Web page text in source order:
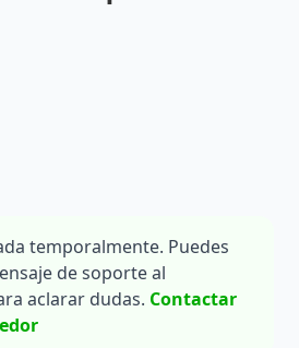
temporalmente. Puedes
de soporte al
aclarar dudas. Contactar